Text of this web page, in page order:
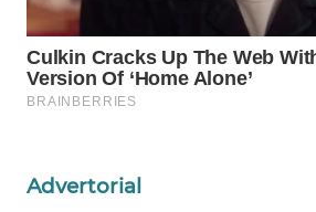
Advertorial
INFRASTRUKTUR
WAHANA
KONSUMEN
LISTRIK